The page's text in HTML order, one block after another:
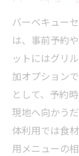
おし
ー活
長野
ープ
準備いら
準備
ーの
バーベキュー
は、事前予約
ットにはグリ
加オプション
として、予約
現地へ向かう
体利用では食
用メニューの